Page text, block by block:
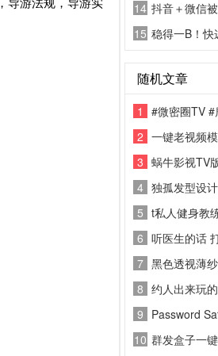
14 抖音＋微信
15 稳得一B！快
随机文章
1
#微密圈TV
2 一键老视频模糊
3 蜗牛影视TV
4 独孤发型设
5 t私人健身教
6 听医生的话
7 黑色透视薄纱内购写
8 约人出来玩
9 Password
10 群发盒子一键群发、智